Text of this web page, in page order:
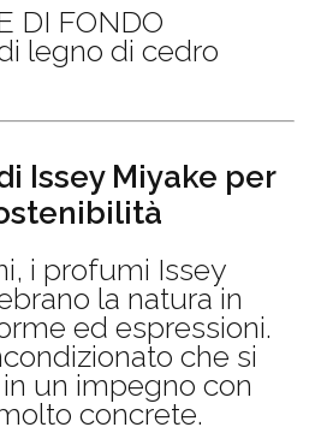
DI FONDO
legno di cedro
Issey Miyake per
i profumi Issey
la natura in
ed espressioni.
che si
un impegno con
concrete.